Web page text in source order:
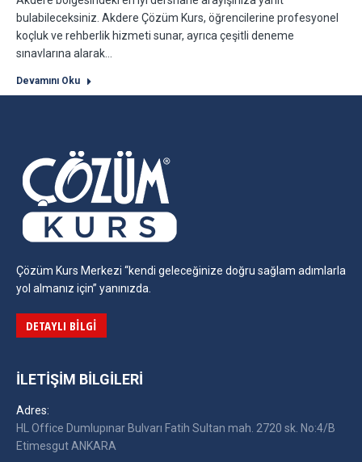
bulabileceksiniz. Akdere Çözüm Kurs, öğrencilerine profesyonel
koçluk ve rehberlik hizmeti sunar, ayrıca çeşitli deneme
sınavlarına alarak…
Devamını Oku
Çözüm Kurs Merkezi “kendi geleceğinize doğru sağlam adımlarla
yol almanız için” yanınızda.
DETAYLI BILGI
İLETIŞIM BILGILERI
Adres:
HL Office Dumlupınar Bulvarı Fatih Sultan mah. 2720 sk. No:4/B
Etimesgut ANKARA